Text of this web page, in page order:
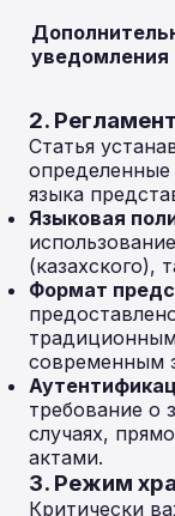
уведомления
2.
Статья
языка
Языковая
(казахского),
Формат
современным
требование о
случаях,
актами.
3. Режим
Критически